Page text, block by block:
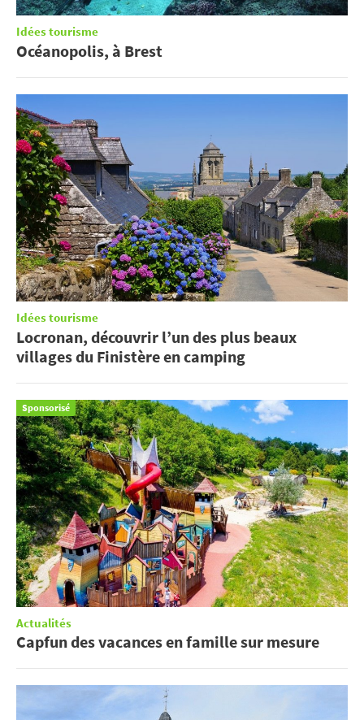
Idées tourisme
Océanopolis, à Brest
Idées tourisme
Locronan, découvrir l’un des plus beaux
villages du Finistère en camping
Sponsorisé
Actualités
Capfun des vacances en famille sur mesure